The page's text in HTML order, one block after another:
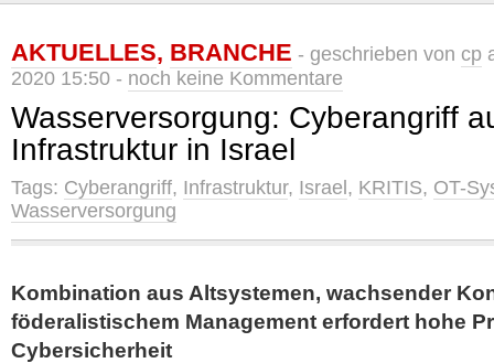
AKTUELLES, BRANCHE - geschrieben von cp
2020 15:50 - noch keine Kommentare
Wasserversorgung: Cyberangriff
Infrastruktur in Israel
Tags: Cyberangriff, Infrastruktur, Israel , KRITIS, OT-
Wasserversorgung
Kombination aus Altsystemen, wachsender
föderalistischem Management erfordert hohe
Cybersicherheit